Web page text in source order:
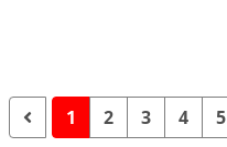
1 2 3 4 5